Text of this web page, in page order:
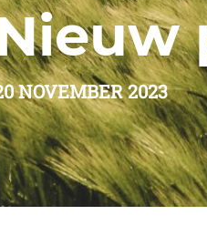
NOVEMBER 2023